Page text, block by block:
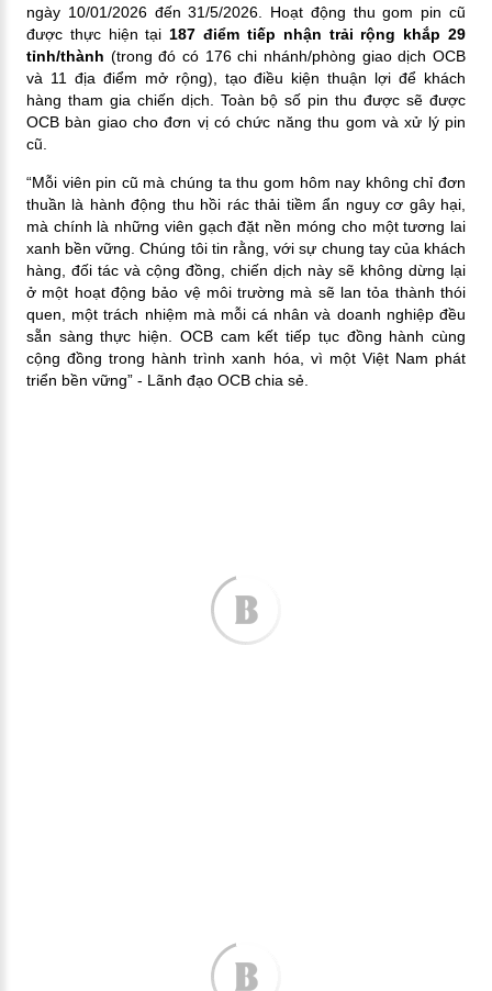
ngày 10/01/2026 đến 31/5/2026. Hoạt động thu gom pin cũ
được thực hiện tại187 điểm tiếp nhận trải rộng khắp 29
tỉnh/thành (trong đó có 176 chi nhánh/phòng giao dịch OCB
và 11 địa điểm mở rộng), tạo điều kiện thuận lợi để khách
hàng tham gia chiến dịch. Toàn bộ số pin thu được sẽ được
OCB bàn giao cho đơn vị có chức năng thu gom và xử lý pin
cũ.
“Mỗi viên pin cũ mà chúng ta thu gom hôm nay không chỉ đơn
thuần là hành động thu hồi rác thải tiềm ẩn nguy cơ gây hại,
mà chính là những viên gạch đặt nền móng cho một tương lai
xanh bền vững. Chúng tôi tin rằng, với sự chung tay của khách
hàng, đối tác và cộng đồng, chiến dịch này sẽ không dừng lại
ở một hoạt động bảo vệ môi trường mà sẽ lan tỏa thành thói
quen, một trách nhiệm mà mỗi cá nhân và doanh nghiệp đều
sẵn sàng thực hiện. OCB cam kết tiếp tục đồng hành cùng
cộng đồng trong hành trình xanh hóa, vì một Việt Nam phát
triển bền vững” - Lãnh đạo OCB chia sẻ.